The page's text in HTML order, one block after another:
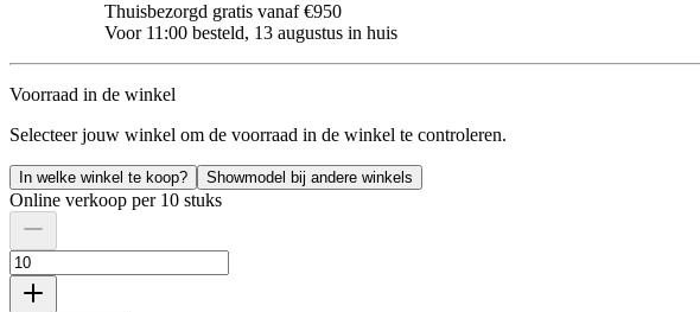
Thuisbezorgd gratis vanaf €950
Voor 11:00 besteld, 13 augustus in huis
Voorraad in de winkel
Selecteer jouw winkel om de voorraad in de winkel te controleren.
In welke winkel te koop? Showmodel bij andere winkels
Online verkoop per 10 stuks